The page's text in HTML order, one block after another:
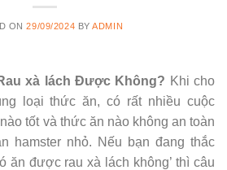
ON29/09/2024 BYADMIN
xà lách Được Không? Khi cho
loại thức ăn, có rất nhiều cuộc
tốt và thức ăn nào không an toàn
hamster nhỏ. Nếu bạn đang thắc
ăn được rau xà lách không’ thì câu